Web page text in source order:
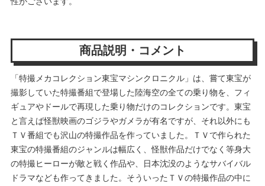
商品説明・コメント
「特撮メカコレクション東宝マシンクロニクル」は、嘗て東宝が
撮影していた特撮番組で登場した陸海空の全ての乗り物を、フィ
ギュアやドールで再現した乗り物だけのコレクションです。東宝
と言えば怪獣映画のゴジラやガメラが有名ですが、それ以外にも
ＴＶ番組でも沢山の特撮作品を作っていました。ＴＶで作られた
東宝の特撮番組のジャンルは幅広く、怪獣作品だけでなく等身大
の特撮ヒーローが敵と戦く作品や、日本沈没のようなサバイバル
ドラマなども作ってきました。そういったＴＶの特撮作品の中に